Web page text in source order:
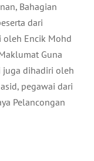
Bahagian
dari
oleh Encik Mohd
Guna
juga dihadiri oleh
pegawai dari
Pelancongan